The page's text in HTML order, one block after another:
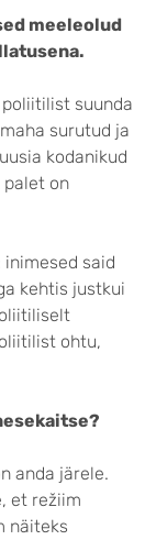
meeleolud
suunda
surutud ja
kodanikud
palet on
said
kehtis justkui
ohtu,
anda järele.
et režiim
näiteks